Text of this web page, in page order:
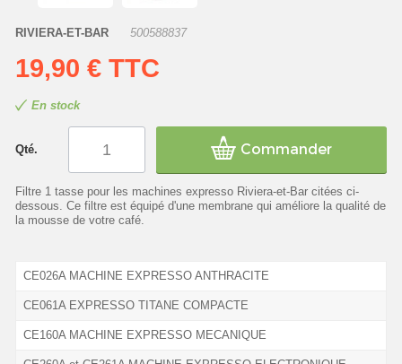
RIVIERA-ET-BAR 500588837
19,90 € TTC
En stock
Qté. Commander
Filtre 1 tasse pour les machines expresso Riviera-et-Bar citées ci-
dessous. Ce filtre est équipé d'une membrane qui améliore la qualité de
la mousse de votre café.
CE026A MACHINE EXPRESSO ANTHRACITE
CE061A EXPRESSO TITANE COMPACTE
CE160A MACHINE EXPRESSO MECANIQUE